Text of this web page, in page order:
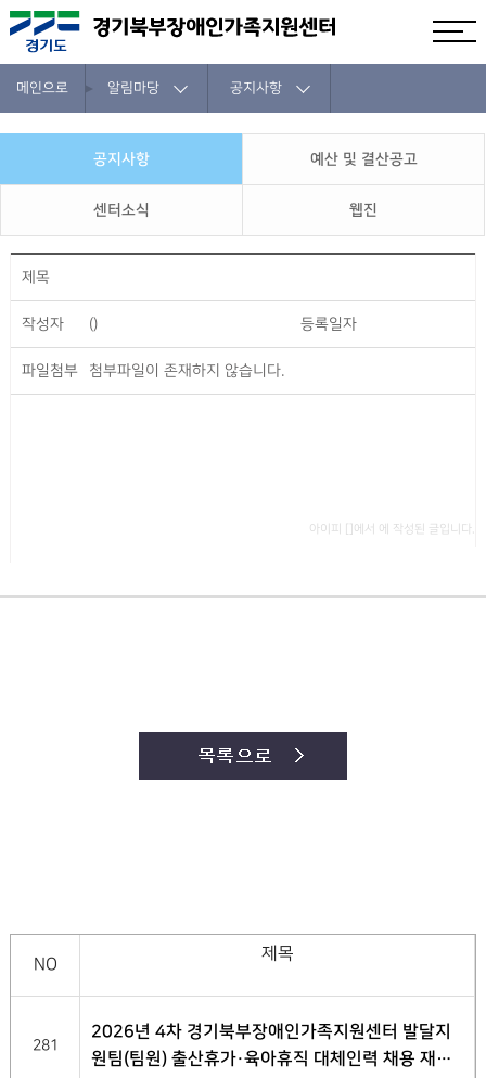
메인으로 알림마당 공지사항
공지사항 예산 및 결산공고
센터소식 웹진
제목
작성자 () 등록일자
파일첨부 첨부파일이 존재하지 않습니다.
아이피 []에서 에 작성된 글입니다.
NO
제목
281
2026년 4차 경기북부장애인가족지원센터 발달지
원팀(팀원) 출산휴가·육아휴직 대체인력 채용 재공